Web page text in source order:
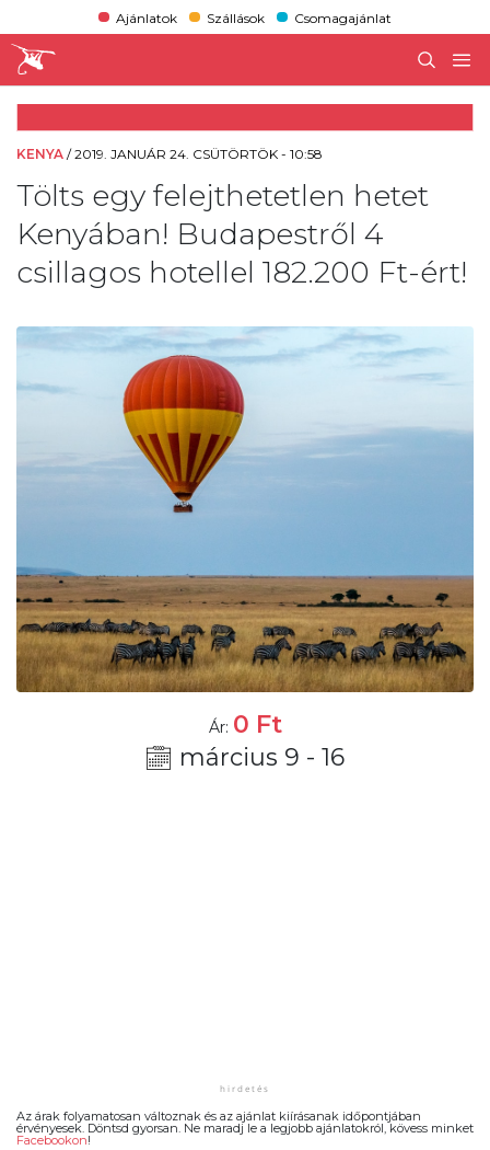
Ajánlatok Szállások Csomagajánlat
KENYA /2019. JANUÁR 24. CSÜTÖRTÖK - 10:58
Tölts egy felejthetetlen hetet
Kenyában! Budapestről 4
csillagos hotellel 182.200 Ft-ért!
Ár: 0 Ft
március 9 - 16
Az árak folyamatosan változnak és az ajánlat kiírásanak időpontjában
érvényesek. Döntsd gyorsan. Ne maradj le a legjobb ajánlatokról, kövess minket
Facebookon!